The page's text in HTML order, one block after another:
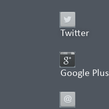
Twitter
Google Plus